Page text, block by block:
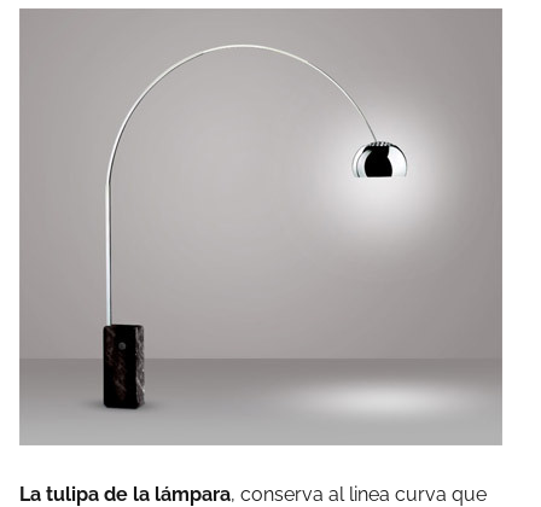
La tulipa de la lámpara, conserva al linea curva que